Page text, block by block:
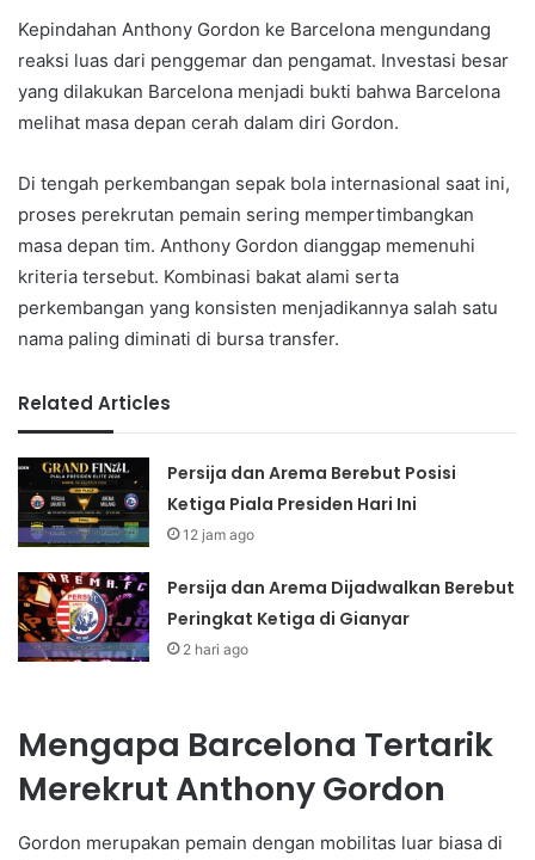
Kepindahan Anthony Gordon ke Barcelona mengundang
reaksi luas dari penggemar dan pengamat. Investasi besar
yang dilakukan Barcelona menjadi bukti bahwa Barcelona
melihat masa depan cerah dalam diri Gordon.
Di tengah perkembangan sepak bola internasional saat ini,
proses perekrutan pemain sering mempertimbangkan
masa depan tim. Anthony Gordon dianggap memenuhi
kriteria tersebut. Kombinasi bakat alami serta
perkembangan yang konsisten menjadikannya salah satu
nama paling diminati di bursa transfer.
Related Articles
Persija dan Arema Berebut Posisi
Ketiga Piala Presiden Hari Ini
12 jam ago
Persija dan Arema Dijadwalkan Berebut
Peringkat Ketiga di Gianyar
2 hari ago
Mengapa Barcelona Tertarik
Merekrut Anthony Gordon
Gordon merupakan pemain dengan mobilitas luar biasa di